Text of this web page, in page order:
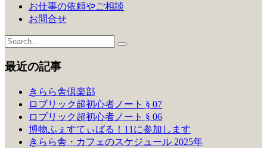
お仕事の依頼やご相談
お問合せ
最近の記事
きらら舎倶楽部
ロブリック超初心者ノート § 07
ロブリック超初心者ノート § 06
博物ふぇすてぃばる！11に参加します
きらら舎・カフェのスケジュール 2025年